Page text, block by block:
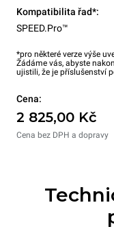
Kompatibilita řad*:
SPEED.Pro™
*pro některé verze výše
Žádáme vás, abyste
ujistili, že je příslušenství
Cena:
2 825,00 Kč
Cena bez DPH a dopravy